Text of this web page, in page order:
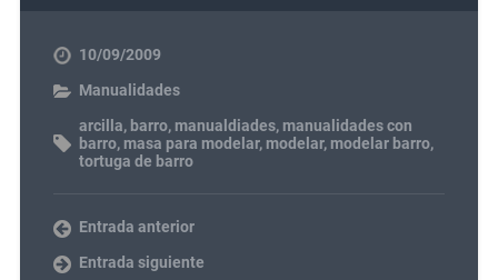
10/09/2009
Manualidades
arcilla, barro, manualdiades, manualidades con
barro, masa para modelar, modelar, modelar barro,
tortuga de barro
Entrada anterior
Entrada siguiente